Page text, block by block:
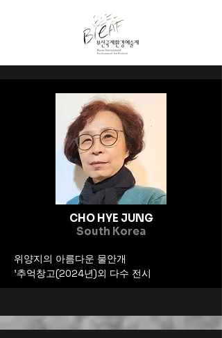
CHO HYE JUNG
South Korea
위양지의 아름다운 물안개
'추억창고(2024년)외 다수 전시